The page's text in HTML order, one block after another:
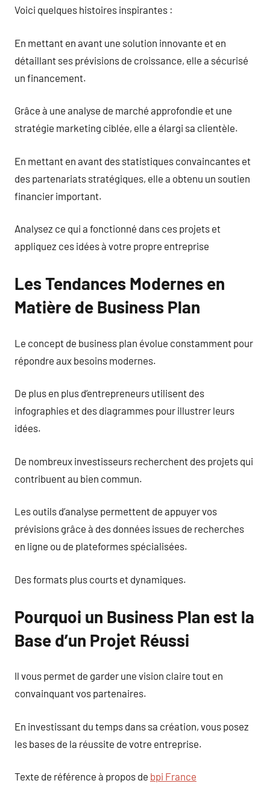
Voici quelques histoires inspirantes :
En mettant en avant une solution innovante et en
détaillant ses prévisions de croissance, elle a sécurisé
un financement.
Grâce à une analyse de marché approfondie et une
stratégie marketing ciblée, elle a élargi sa clientèle.
En mettant en avant des statistiques convaincantes et
des partenariats stratégiques, elle a obtenu un soutien
financier important.
Analysez ce qui a fonctionné dans ces projets et
appliquez ces idées à votre propre entreprise
Les Tendances Modernes en
Matière de Business Plan
Le concept de business plan évolue constamment pour
répondre aux besoins modernes.
De plus en plus d’entrepreneurs utilisent des
infographies et des diagrammes pour illustrer leurs
idées.
De nombreux investisseurs recherchent des projets qui
contribuent au bien commun.
Les outils d’analyse permettent de appuyer vos
prévisions grâce à des données issues de recherches
en ligne ou de plateformes spécialisées.
Des formats plus courts et dynamiques.
Pourquoi un Business Plan est la
Base d’un Projet Réussi
Il vous permet de garder une vision claire tout en
convainquant vos partenaires.
En investissant du temps dans sa création, vous posez
les bases de la réussite de votre entreprise.
Texte de référence à propos de bpi France